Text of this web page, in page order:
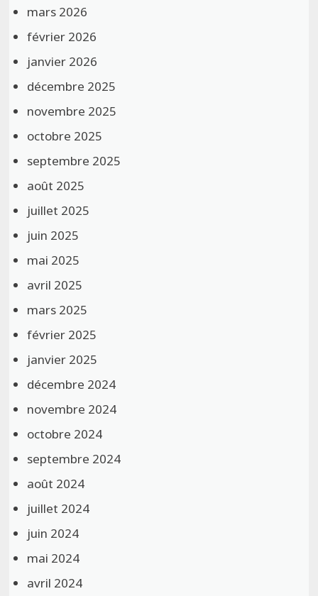
mars 2026
février 2026
janvier 2026
décembre 2025
novembre 2025
octobre 2025
septembre 2025
août 2025
juillet 2025
juin 2025
mai 2025
avril 2025
mars 2025
février 2025
janvier 2025
décembre 2024
novembre 2024
octobre 2024
septembre 2024
août 2024
juillet 2024
juin 2024
mai 2024
avril 2024